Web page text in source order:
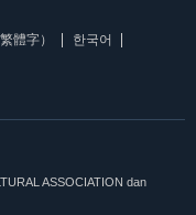
體字）
한국어
ASSOCIATION dan